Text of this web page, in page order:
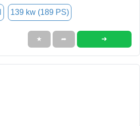
139 kw (189 PS)
★ ➦ ➜